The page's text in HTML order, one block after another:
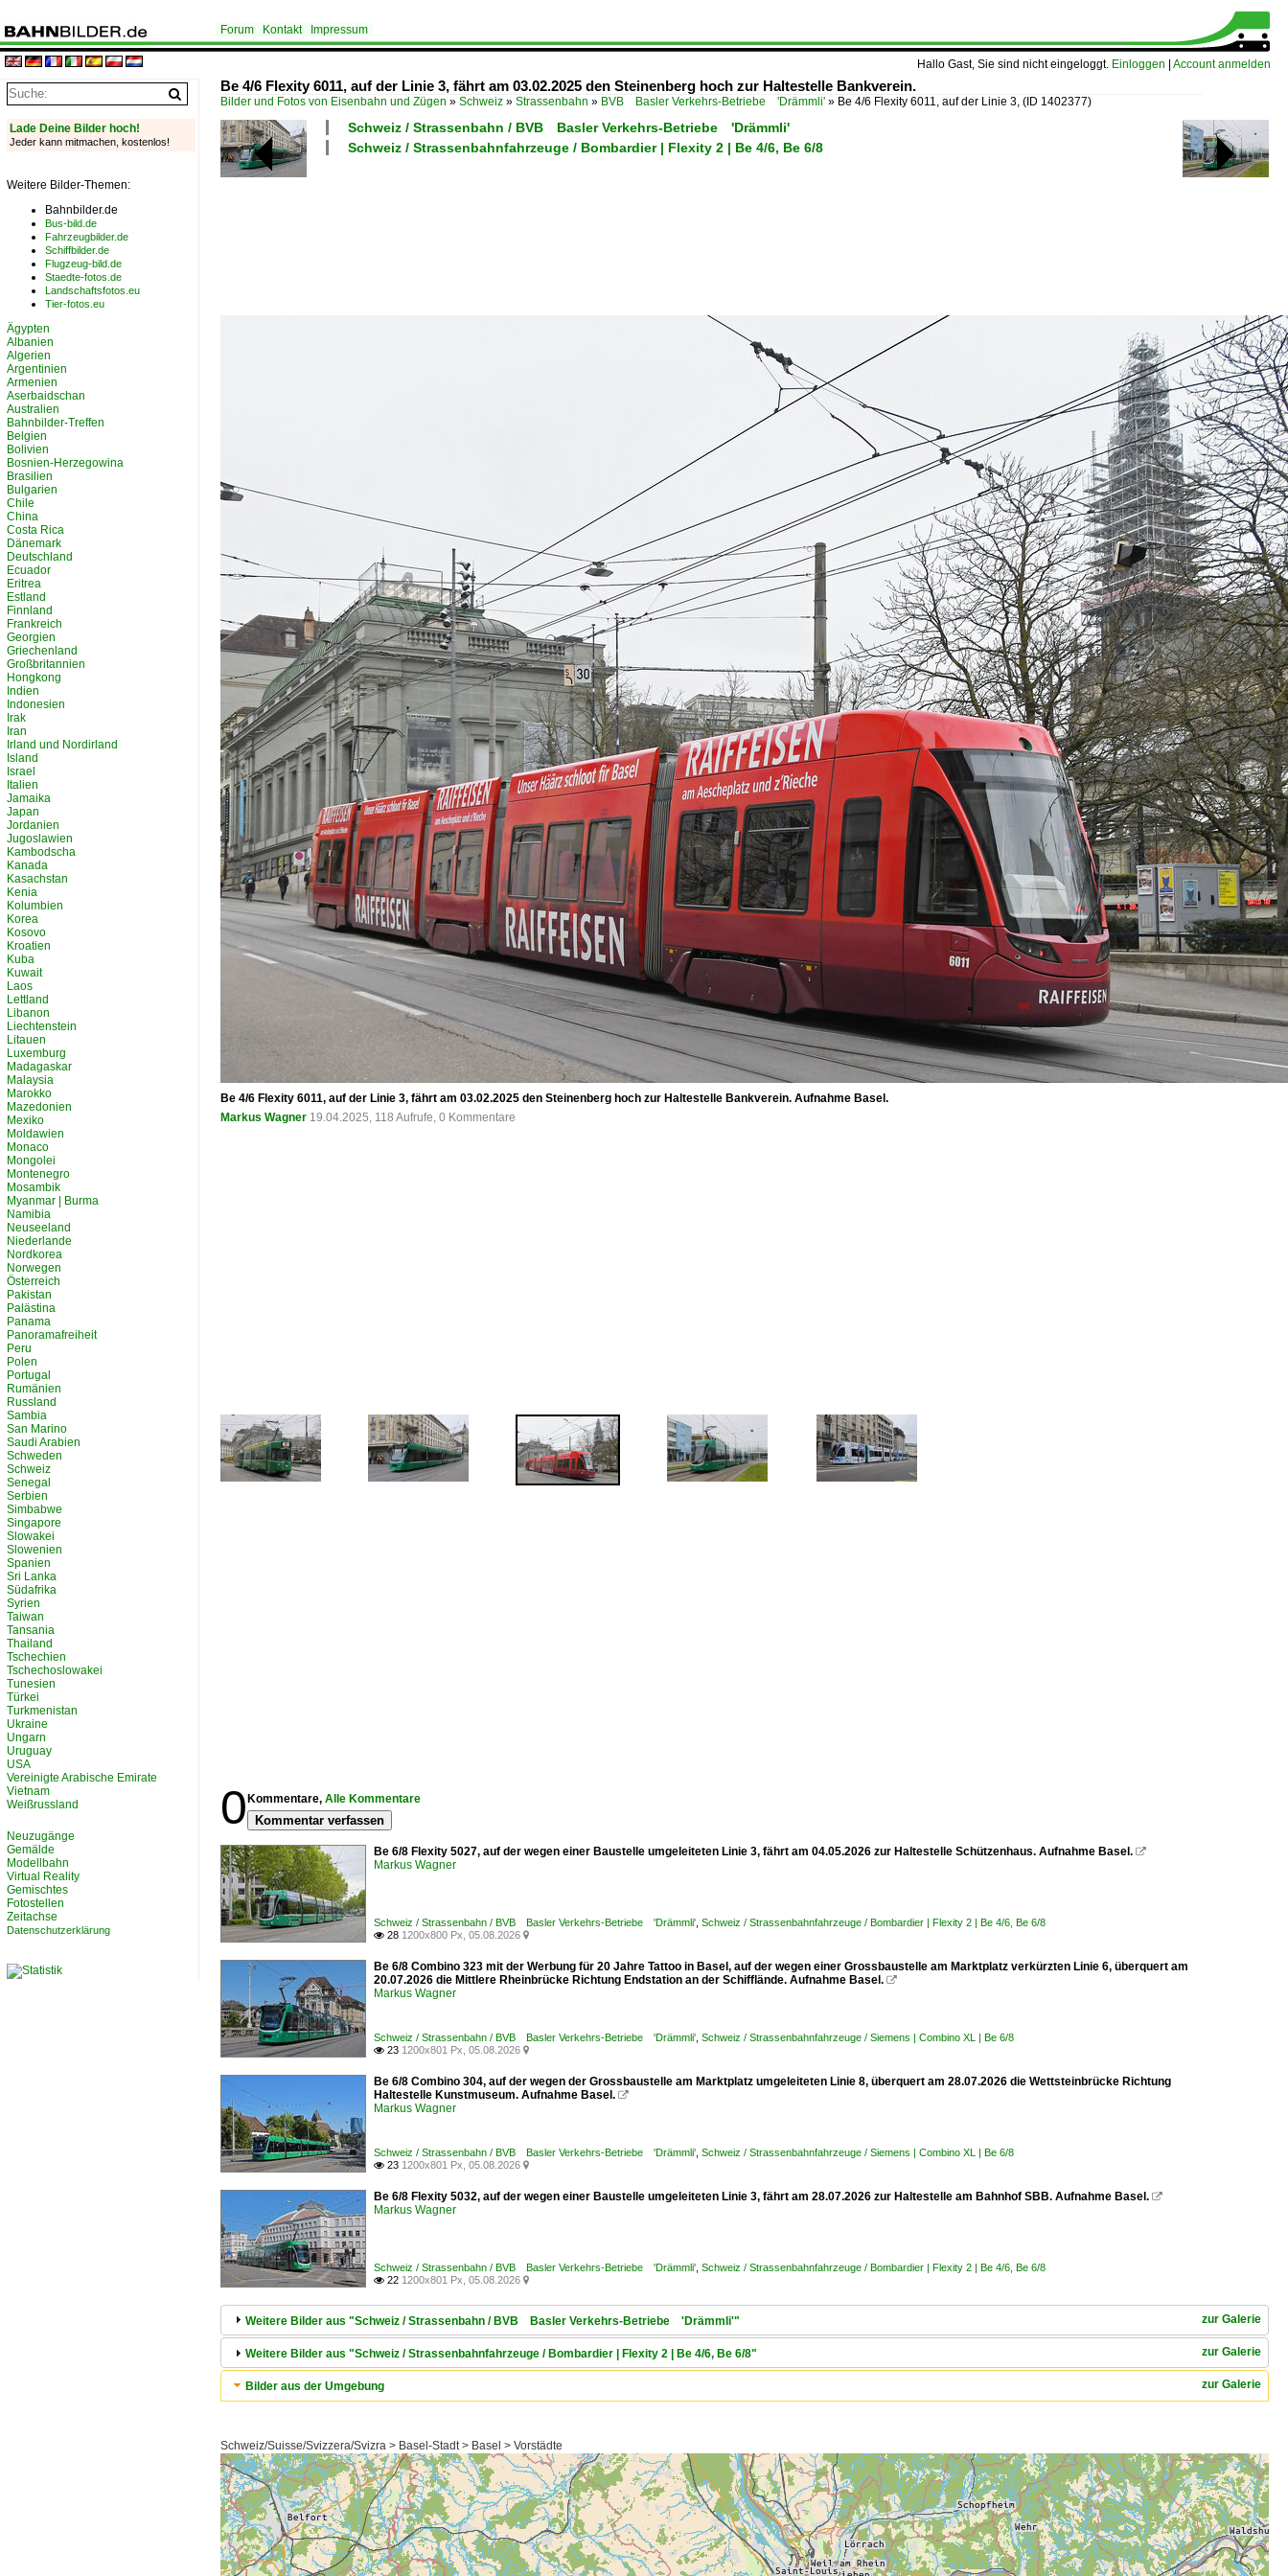
Hallo Gast, Sie sind nicht eingeloggt. Einloggen Account anmelden
Forum Kontakt Impressum
Be 4/6 Flexity 6011, auf der Linie 3, fährt am 03.02.2025 den Steinenberg hoch zur Haltestelle Bankverein.
Bilder und Fotos von Eisenbahn und Zügen » Schweiz » Strassenbahn » BVB Basler Verkehrs-Betriebe 'Drämmli' » Be 4/6 Flexity 6011, auf der Linie 3, (ID 1402377)
Schweiz / Strassenbahn / BVB Basler Verkehrs-Betriebe 'Drämmli'
Schweiz / Strassenbahnfahrzeuge / Bombardier | Flexity 2 | Be 4/6, Be 6/8
Be 4/6 Flexity 6011, auf der Linie 3, fährt am 03.02.2025 den Steinenberg hoch zur Haltestelle Bankverein. Aufnahme Basel.
Markus Wagner 19.04.2025, 118 Aufrufe, 0 Kommentare
0 Kommentare, Alle Kommentare
Kommentar verfassen
Be 6/8 Flexity 5027, auf der wegen einer Baustelle umgeleiteten Linie 3, fährt am 04.05.2026 zur Haltestelle Schützenhaus. Aufnahme Basel. 
Markus Wagner
Schweiz / Strassenbahn / BVB Basler Verkehrs-Betriebe 'Drämmli' Schweiz / Strassenbahnfahrzeuge / Bombardier | Flexity 2 | Be 4/6, Be 6/8
 28 1200x800 Px, 05.08.2026 
Be 6/8 Combino 323 mit der Werbung für 20 Jahre Tattoo in Basel, auf der wegen einer Grossbaustelle am Marktplatz verkürzten Linie 6, überquert am
20.07.2026 die Mittlere Rheinbrücke Richtung Endstation an der Schifflände. Aufnahme Basel. 
Markus Wagner
Schweiz / Strassenbahn / BVB Basler Verkehrs-Betriebe 'Drämmli' Schweiz / Strassenbahnfahrzeuge / Siemens | Combino XL | Be 6/8
 23 1200x801 Px, 05.08.2026 
Be 6/8 Combino 304, auf der wegen der Grossbaustelle am Marktplatz umgeleiteten Linie 8, überquert am 28.07.2026 die Wettsteinbrücke Richtung
Haltestelle Kunstmuseum. Aufnahme Basel. 
Markus Wagner
Schweiz / Strassenbahn / BVB Basler Verkehrs-Betriebe 'Drämmli' Schweiz / Strassenbahnfahrzeuge / Siemens | Combino XL | Be 6/8
 23 1200x801 Px, 05.08.2026 
Be 6/8 Flexity 5032, auf der wegen einer Baustelle umgeleiteten Linie 3, fährt am 28.07.2026 zur Haltestelle am Bahnhof SBB. Aufnahme Basel. 
Markus Wagner
Schweiz / Strassenbahn / BVB Basler Verkehrs-Betriebe 'Drämmli' Schweiz / Strassenbahnfahrzeuge / Bombardier | Flexity 2 | Be 4/6, Be 6/8
 22 1200x801 Px, 05.08.2026 
zur Galerie
Weitere Bilder aus "Schweiz / Strassenbahn / BVB Basler Verkehrs-Betriebe 'Drämmli'"
zur Galerie
Weitere Bilder aus "Schweiz / Strassenbahnfahrzeuge / Bombardier | Flexity 2 | Be 4/6, Be 6/8"
zur Galerie
Bilder aus der Umgebung
Schweiz/Suisse/Svizzera/Svizra > Basel-Stadt > Basel > Vorstädte
Lade Deine Bilder hoch!
Jeder kann mitmachen, kostenlos!
Weitere Bilder-Themen:
Bahnbilder.de
Bus-bild.de
Fahrzeugbilder.de
Schiffbilder.de
Flugzeug-bild.de
Staedte-fotos.de
Landschaftsfotos.eu
Tier-fotos.eu
Ägypten
Albanien
Algerien
Argentinien
Armenien
Aserbaidschan
Australien
Bahnbilder-Treffen
Belgien
Bolivien
Bosnien-Herzegowina
Brasilien
Bulgarien
Chile
China
Costa Rica
Dänemark
Deutschland
Ecuador
Eritrea
Estland
Finnland
Frankreich
Georgien
Griechenland
Großbritannien
Hongkong
Indien
Indonesien
Irak
Iran
Irland und Nordirland
Island
Israel
Italien
Jamaika
Japan
Jordanien
Jugoslawien
Kambodscha
Kanada
Kasachstan
Kenia
Kolumbien
Korea
Kosovo
Kroatien
Kuba
Kuwait
Laos
Lettland
Libanon
Liechtenstein
Litauen
Luxemburg
Madagaskar
Malaysia
Marokko
Mazedonien
Mexiko
Moldawien
Monaco
Mongolei
Montenegro
Mosambik
Myanmar | Burma
Namibia
Neuseeland
Niederlande
Nordkorea
Norwegen
Österreich
Pakistan
Palästina
Panama
Panoramafreiheit
Peru
Polen
Portugal
Rumänien
Russland
Sambia
San Marino
Saudi Arabien
Schweden
Schweiz
Senegal
Serbien
Simbabwe
Singapore
Slowakei
Slowenien
Spanien
Sri Lanka
Südafrika
Syrien
Taiwan
Tansania
Thailand
Tschechien
Tschechoslowakei
Tunesien
Türkei
Turkmenistan
Ukraine
Ungarn
Uruguay
USA
Vereinigte Arabische Emirate
Vietnam
Weißrussland
Neuzugänge
Gemälde
Modellbahn
Virtual Reality
Gemischtes
Fotostellen
Zeitachse
Datenschutzerklärung